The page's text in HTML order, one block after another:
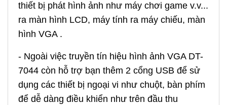
thiết bị phát hình ảnh như máy chơi game v.v...
ra màn hình LCD, máy tính ra máy chiếu, màn
hình VGA .
- Ngoài việc truyền tín hiệu hình ảnh VGA DT-
7044 còn hỗ trợ bạn thêm 2 cổng USB để sử
dụng các thiết bị ngoại vi như chuột, bàn phím
để dễ dàng điều khiển như trên đầu thu